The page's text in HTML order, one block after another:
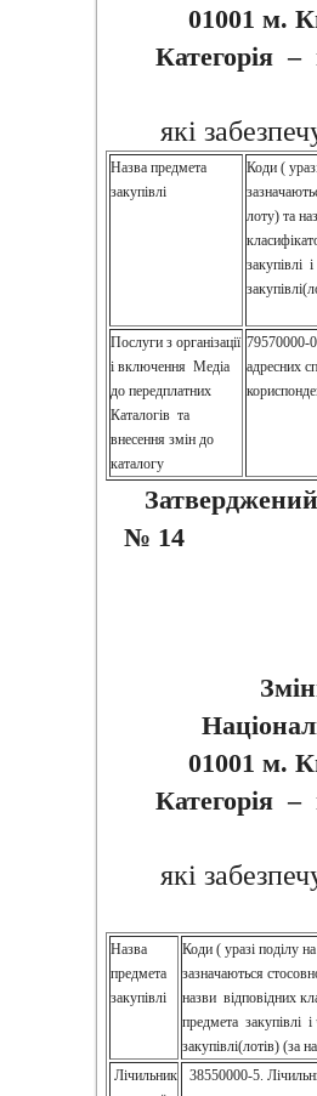
01001 м.
Категорія –
які
Назва предмета
закупівлі
Коди (
лоту) та
закупівлі
Послуги з організації
і включення Медіа
до передплатних
Каталогів та
внесення змін до
каталогу
79570000-
адресних
№ 14
01001 м.
Категорія –
які
Назва
предмета
закупівлі
Коди ( уразі поділу
зазначаються
назви відповідних
предмета закупівлі
закупівлі(лотів) (за
Лічильник
38550000-5.